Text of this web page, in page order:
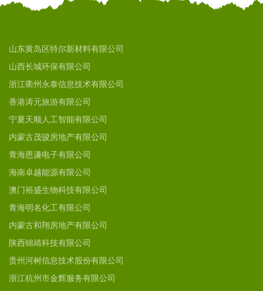
山东黄岛区特尔新材料有限公司
山西长城环保有限公司
浙江衢州永泰信息技术有限公司
香港涛元旅游有限公司
宁夏天顺人工智能有限公司
内蒙古茂骏房地产有限公司
青海恩谦电子有限公司
海南卓越能源有限公司
澳门裕盛生物科技有限公司
青海明名化工有限公司
内蒙古和翔房地产有限公司
陕西锦靖科技有限公司
贵州河树信息技术股份有限公司
浙江杭州市金辉服务有限公司